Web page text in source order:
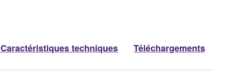
Caractéristiques techniques Téléchargements